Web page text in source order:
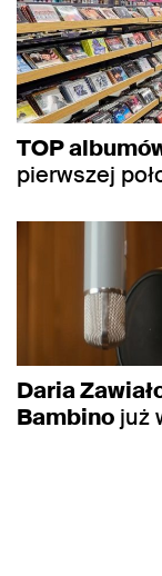
TOP
pierwszej
Daria
Bambino już